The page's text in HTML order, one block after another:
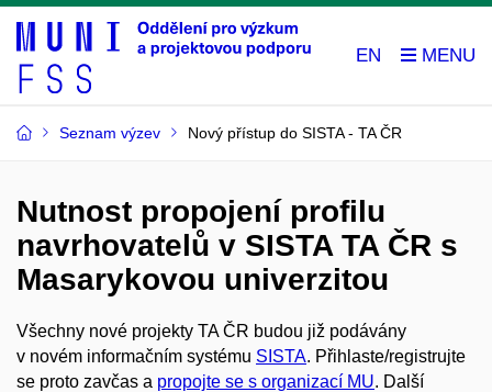
EN
Seznam výzev Nový přístup do SISTA - TA ČR
Nutnost propojení profilu
navrhovatelů v SISTA TA ČR s
Masarykovou univerzitou
Všechny nové projekty TA ČR budou již podávány
v novém informačním systému SISTA. Přihlaste/registrujte
se proto zavčas a propojte se s organizací MU. Další